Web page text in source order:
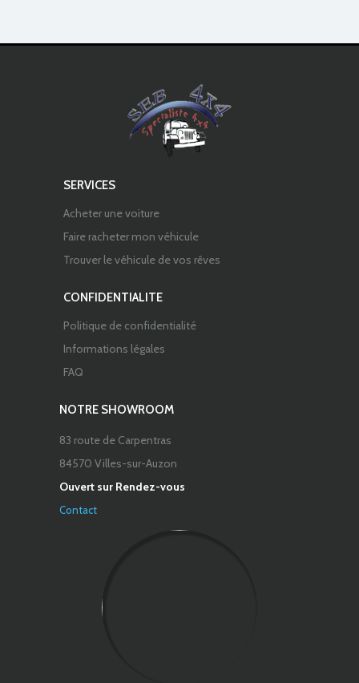
SERVICES
Acheter une voiture
Faire racheter mon véhicule
Trouver le véhicule de vos rêves
CONFIDENTIALITE
Politique de confidentialité
Informations légales
FAQ
NOTRE SHOWROOM
83 route de Carpentras
84570 Villes-sur-Auzon
Ouvert sur Rendez-vous
Contact